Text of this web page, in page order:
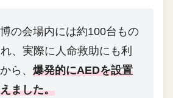
の会場内には約100台もの
、実際に人命救助にも利
ら、爆発的にAEDを設置
ました。